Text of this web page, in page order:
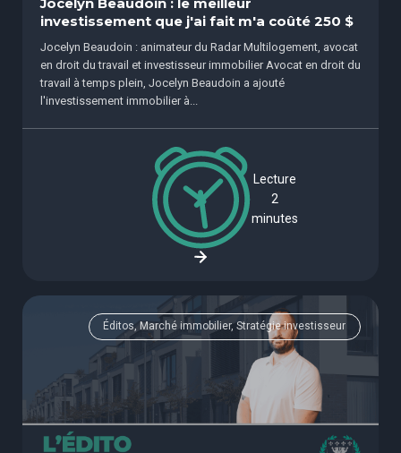
Jocelyn Beaudoin : le meilleur
investissement que j'ai fait m'a coûté 250 $
Jocelyn Beaudoin : animateur du Radar Multilogement, avocat
en droit du travail et investisseur immobilier Avocat en droit du
travail à temps plein, Jocelyn Beaudoin a ajouté
l'investissement immobilier à...
Lecture
2
minutes
Éditos, Marché immobilier, Stratégie investisseur